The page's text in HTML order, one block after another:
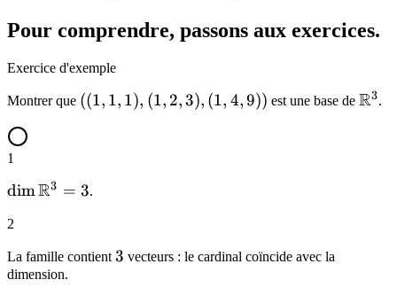
Pour comprendre, passons aux exercices.
Exercice d'exemple
Montrer que ((1,
2,
3),
9))
((1, 1, 1), (1, 2,3), (1, 4,9)) est une base de R3.
1
\dim
= 3
dimR3 = 3.
2
La famille contient 3
3 vecteurs : le cardinal coïncide avec la
dimension.